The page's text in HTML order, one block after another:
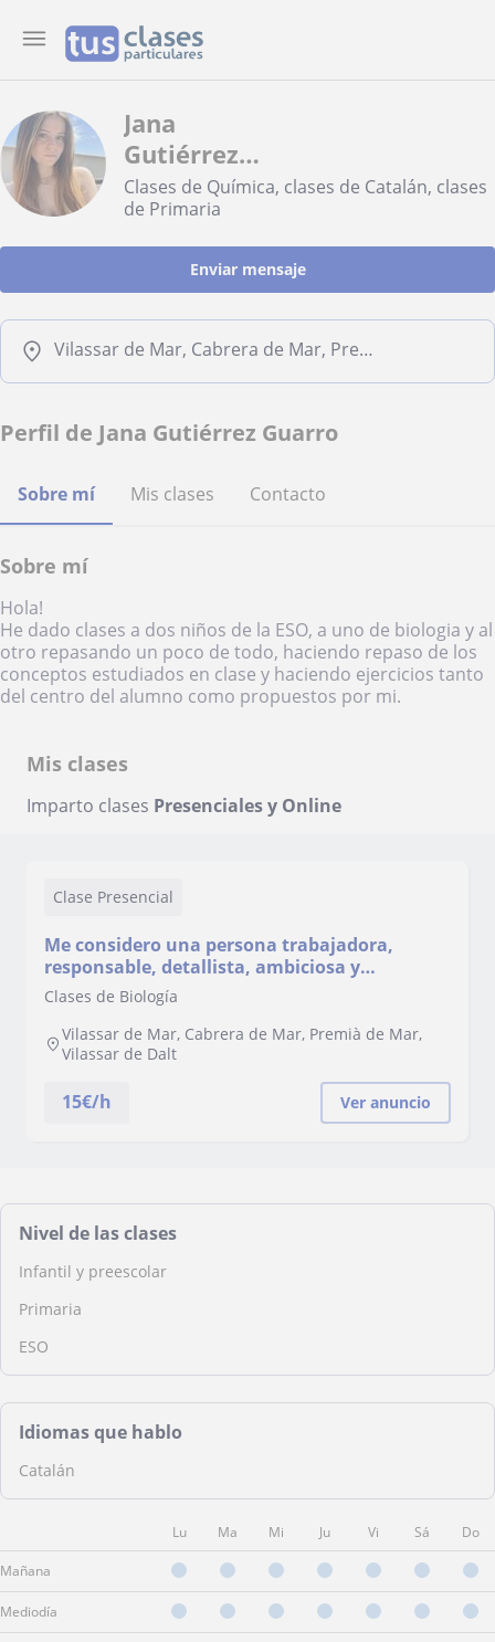
Jana
Gutiérrez
Guarro
Clases de Química, clases de Catalán, clases
de Primaria
Enviar mensaje
Vilassar de Mar, Cabrera de Mar, Premià de Mar, Vilassar de Dalt
Perfil de Jana Gutiérrez Guarro
Sobre mí Mis clases Contacto
Sobre mí
Hola!
He dado clases a dos niños de la ESO, a uno de biologia y al
otro repasando un poco de todo, haciendo repaso de los
conceptos estudiados en clase y haciendo ejercicios tanto
del centro del alumno como propuestos por mi.
Mis clases
Imparto clases Presenciales y Online
Clase Presencial
Me considero una persona trabajadora,
responsable, detallista, ambiciosa y
constante.
Clases de Biología
Vilassar de Mar, Cabrera de Mar, Premià de Mar,
Vilassar de Dalt
15€/h Ver anuncio
Nivel de las clases
Infantil y preescolar
Primaria
ESO
Idiomas que hablo
Catalán
Lu Ma Mi Ju Vi Sá Do
Mañana
Mediodía